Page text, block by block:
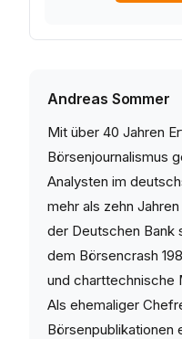
Andreas Sommer
Mit über 40 Jahren
Börsenjournalismus
Analysten im
mehr als zehn
der Deutschen Bank
dem Börsencrash
und charttechnische
Als ehemaliger
Börsenpublikationen